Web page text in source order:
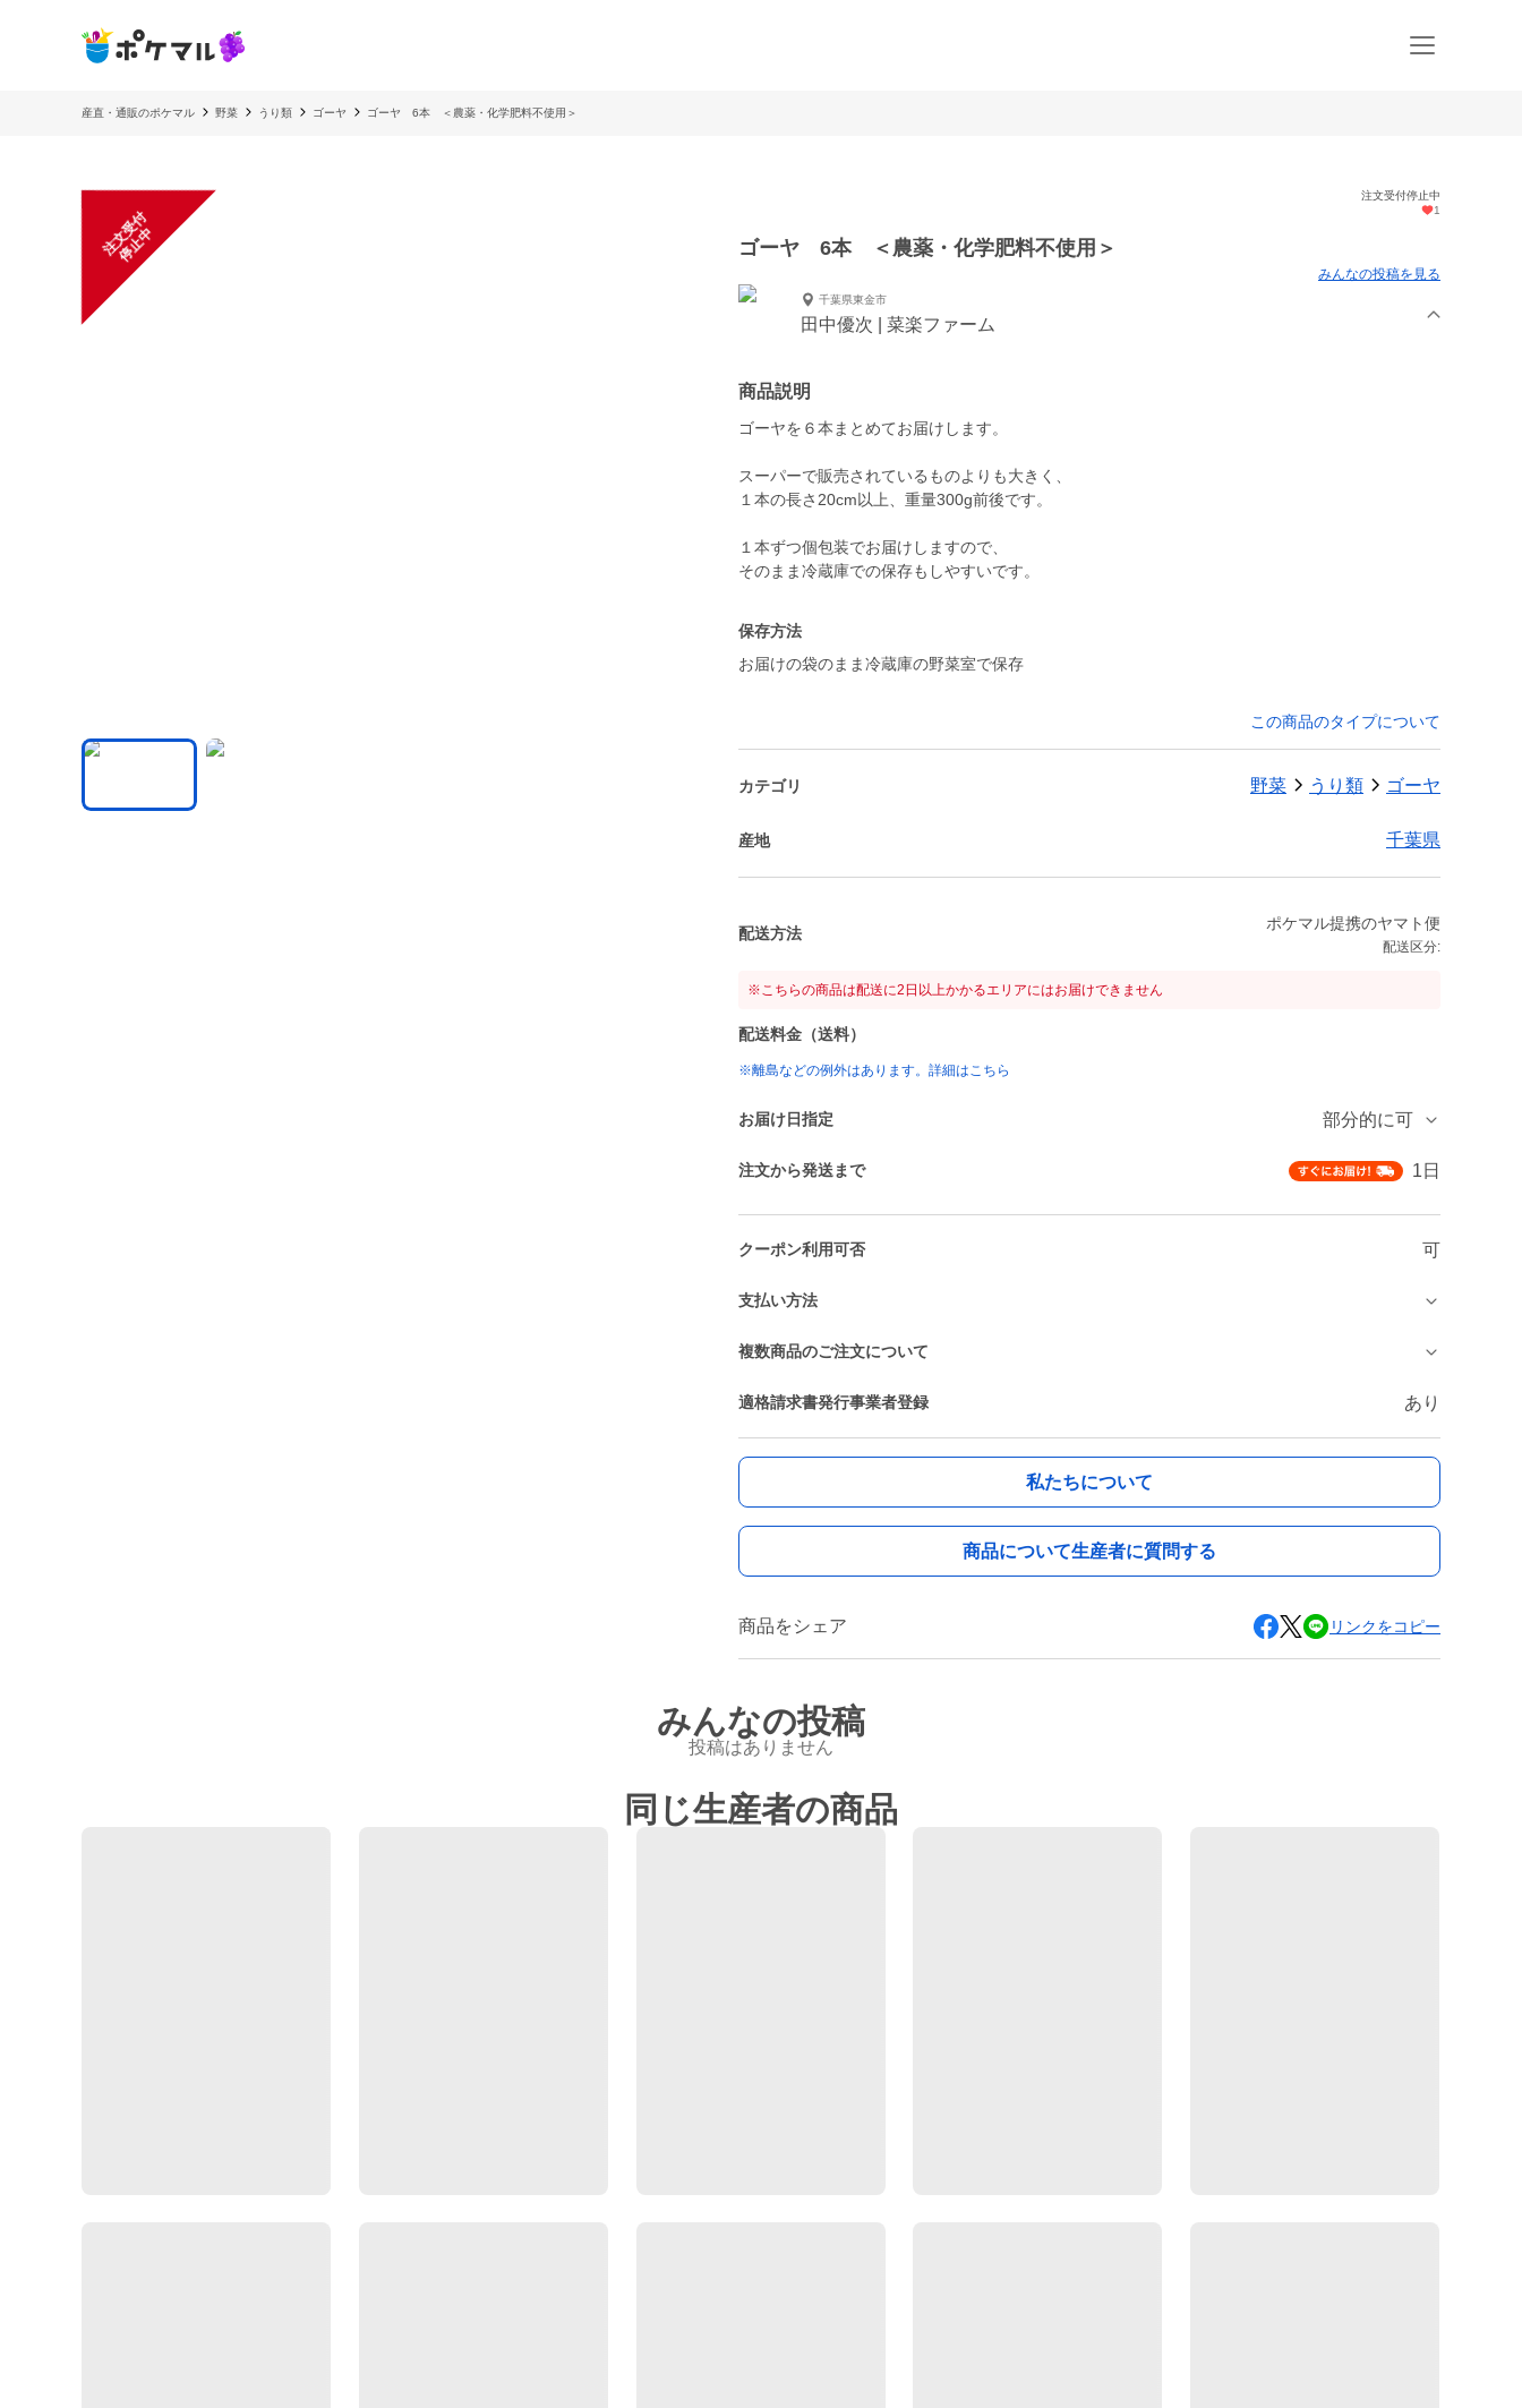
産直・通販のポケマル 野菜 うり類 ゴーヤ ゴーヤ 6本 ＜農薬・化学肥料不使用＞
注
文
受
付
停
止
中
注文受付停止中
1
ゴーヤ 6本 ＜農薬・化学肥料不使用＞
みんなの投稿を見る
千葉県東金市
田中優次 | 菜楽ファーム
商品説明
ゴーヤを６本まとめてお届けします。
スーパーで販売されているものよりも大きく、
１本の長さ20cm以上、重量300g前後です。
１本ずつ個包装でお届けしますので、
そのまま冷蔵庫での保存もしやすいです。
保存方法
お届けの袋のまま冷蔵庫の野菜室で保存
この商品のタイプについて
カテゴリ 野菜 うり類 ゴーヤ
産地 千葉県
配送方法
ポケマル提携のヤマト便
配送区分:
※こちらの商品は配送に2日以上かかるエリアにはお届けできません
配送料金（送料）
※離島などの例外はあります。詳細はこちら
お届け日指定 部分的に可
注文から発送まで 1日
クーポン利用可否 可
支払い方法
複数商品のご注文について
適格請求書発行事業者登録 あり
私たちについて
商品について生産者に質問する
商品をシェア リンクをコピー
みんなの投稿
投稿はありません
同じ生産者の商品